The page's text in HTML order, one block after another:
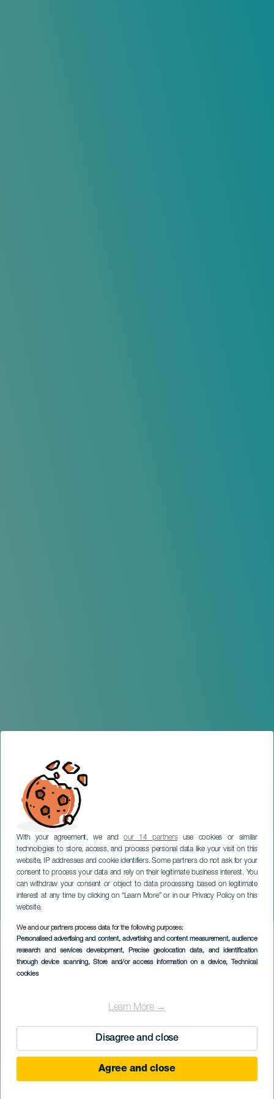
With your agreement, we andour 14 partnersuse cookies or similar
technologies to store, access, and process personal data like your visit on this
website, IP addresses and cookie identifiers. Some partners do not ask for your
consent to process your data and rely on their legitimate business interest. You
can withdraw your consent or object to data processing based on legitimate
interest at any time by clicking on “Learn More” or in our Privacy Policy on this
website.
We and our partners process data for the following purposes:
Personalised advertising and content, advertising and content measurement, audience
research and services development, Precise geolocation data, and identification
through device scanning, Store and/or access information on a device, Technical
cookies
Learn More →
Disagree and close
Agree and close
Feste patronali della
Vittoria
TENERIFE
Imagen
Listado